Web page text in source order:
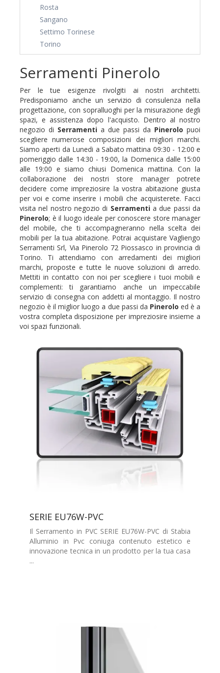
Rosta
Sangano
Settimo Torinese
Torino
Serramenti Pinerolo
Per le tue esigenze rivolgiti ai nostri architetti.
Predisponiamo anche un servizio di consulenza nella
progettazione, con sopralluoghi per la misurazione degli
spazi, e assistenza dopo l'acquisto. Dentro al nostro
negozio di Serramenti a due passi da Pinerolo puoi
scegliere numerose composizioni dei migliori marchi.
Siamo aperti da Lunedi a Sabato mattina 09:30 - 12:00 e
pomeriggio dalle 14:30 - 19:00, la Domenica dalle 15:00
alle 19:00 e siamo chiusi Domenica mattina. Con la
collaborazione dei nostri store manager potrete
decidere come impreziosire la vostra abitazione giusta
per voi e come inserire i mobili che acquisterete. Facci
visita nel nostro negozio di Serramentia due passi da
Pinerolo; è il luogo ideale per conoscere store manager
del mobile, che ti accompagneranno nella scelta dei
mobili per la tua abitazione. Potrai acquistare Vagliengo
Serramenti Srl, Via Pinerolo 72 Piossasco in provincia di
Torino. Ti attendiamo con arredamenti dei migliori
marchi, proposte e tutte le nuove soluzioni di arredo.
Mettiti in contatto con noi per scegliere i tuoi mobili e
complementi: ti garantiamo anche un impeccabile
servizio di consegna con addetti al montaggio. Il nostro
negozio è il miglior luogo a due passi da Pinerolo ed è a
vostra completa disposizione per impreziosire insieme a
voi spazi funzionali.
SERIE EU76W-PVC
Il Serramento in PVC SERIE EU76W-PVC di Stabia
Alluminio in Pvc coniuga contenuto estetico e
innovazione tecnica in un prodotto per la tua casa
...